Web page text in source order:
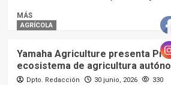
MÁS
AGRÍCOLA
Yamaha Agriculture presenta
ecosistema de agricultura
Dpto. Redacción 30 junio, 2026 330